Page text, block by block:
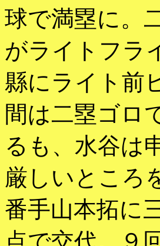
球で満塁に。
がライトフラ
縣にライト前
間は二塁ゴロ
るも、水谷は
厳しいところ
番手山本拓に
点で交代。９